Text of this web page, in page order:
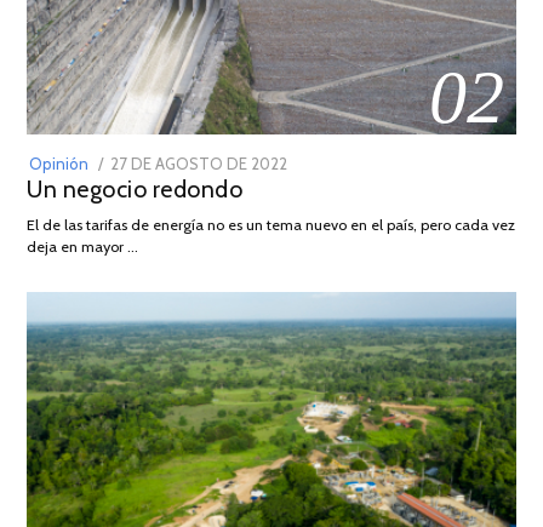
02
Opinión
POSTED
ON
27 DE AGOSTO DE 2022
DE
Un negocio redondo
El de las tarifas de energía no es un tema nuevo en el país, pero cada vez
deja en mayor …